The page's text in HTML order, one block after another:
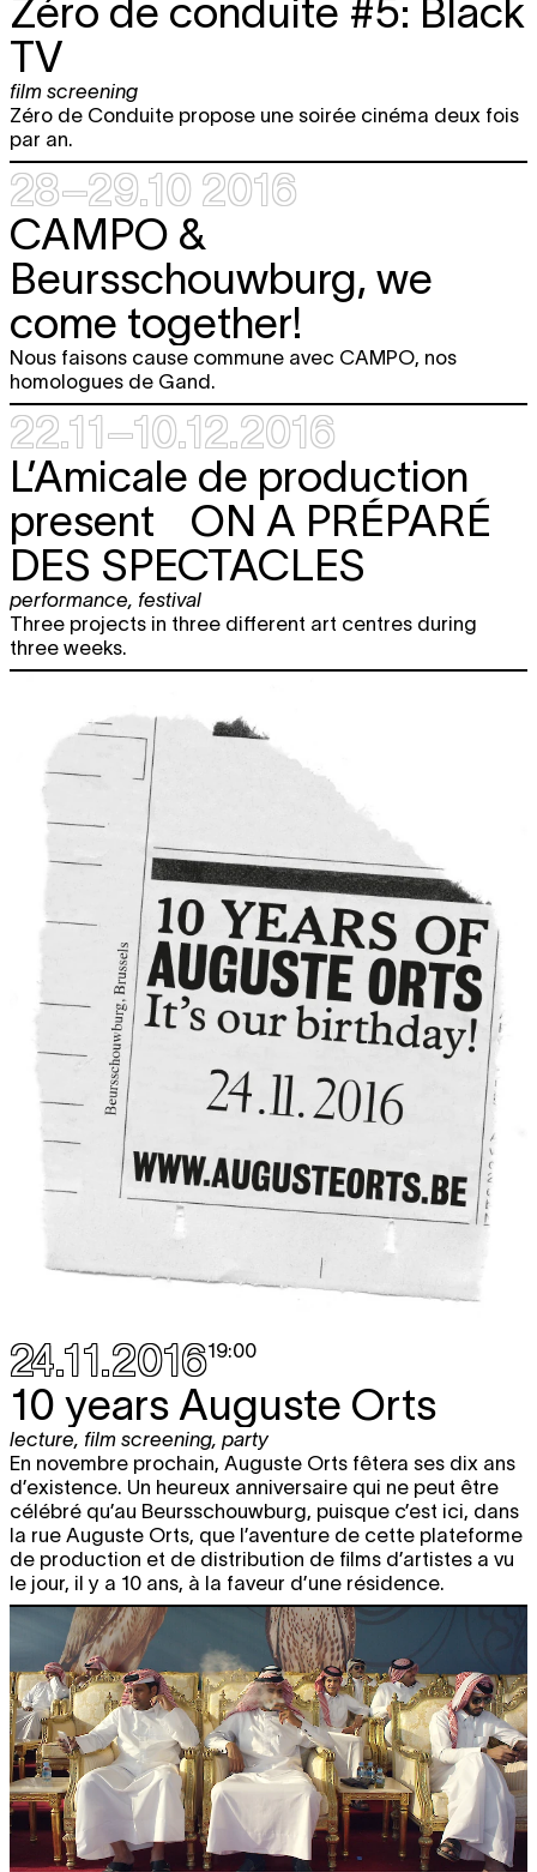
Zéro de conduite #5: Black
TV
film screening
Zéro de Conduite propose une soirée cinéma deux fois
par an.
28–29.10 2016
CAMPO &
Beursschouwburg, we
come together!
Nous faisons cause commune avec CAMPO, nos
homologues de Gand.
22.11–10.12.2016
L’Amicale de production
present
ON A PRÉPARÉ
DES SPECTACLES
performance, festival
Three projects in three different art centres during
three weeks.
24.11.201619:00
10 years Auguste Orts
lecture film screening party
En novembre prochain, Auguste Orts fêtera ses dix ans
d’existence. Un heureux anniversaire qui ne peut être
célébré qu’au Beursschouwburg, puisque c’est ici, dans
la rue Auguste Orts, que l’aventure de cette plateforme
de production et de distribution de films d’artistes a vu
le jour, il y a 10 ans, à la faveur d’une résidence.